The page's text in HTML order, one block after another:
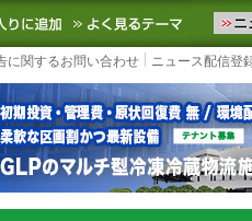
物流ニュースをお届けしま
お気に入りに追加 よく
に関するお問い合わせ ニュース配信登